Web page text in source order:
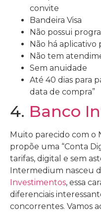
convite
Bandeira Visa
Não possui
Não há aplicativo
Não tem
Sem anuidade
Até 40 dias para
data de compra”
4. Banco
Muito parecido com o
propõe uma “Conta
tarifas, digital e sem
Intermedium nasceu
Investimentos, essa
diferenciais
concorrentes. Vamos